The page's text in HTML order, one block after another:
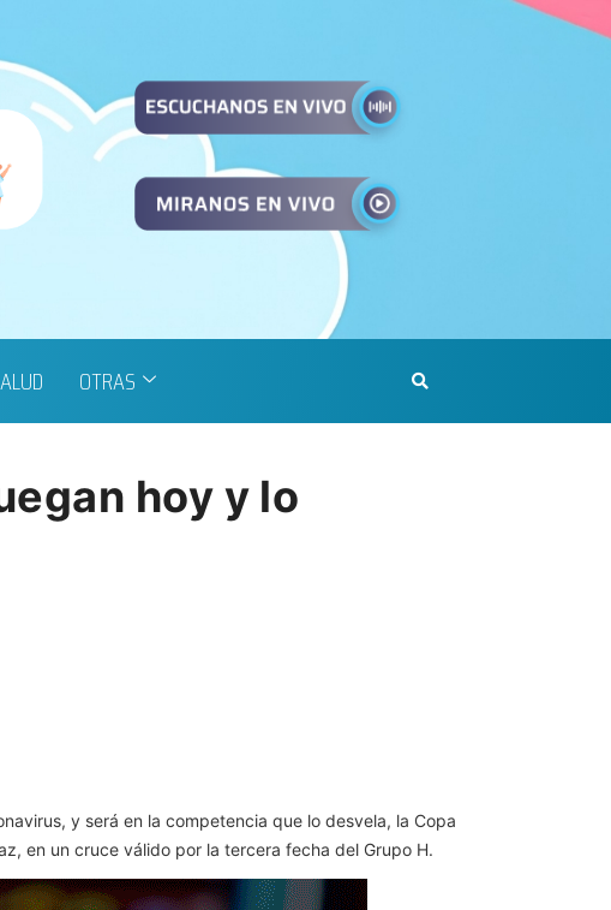
OTRAS
hoy y lo
y será en la competencia que lo desvela, la Copa
en un cruce válido por la tercera fecha del Grupo H.